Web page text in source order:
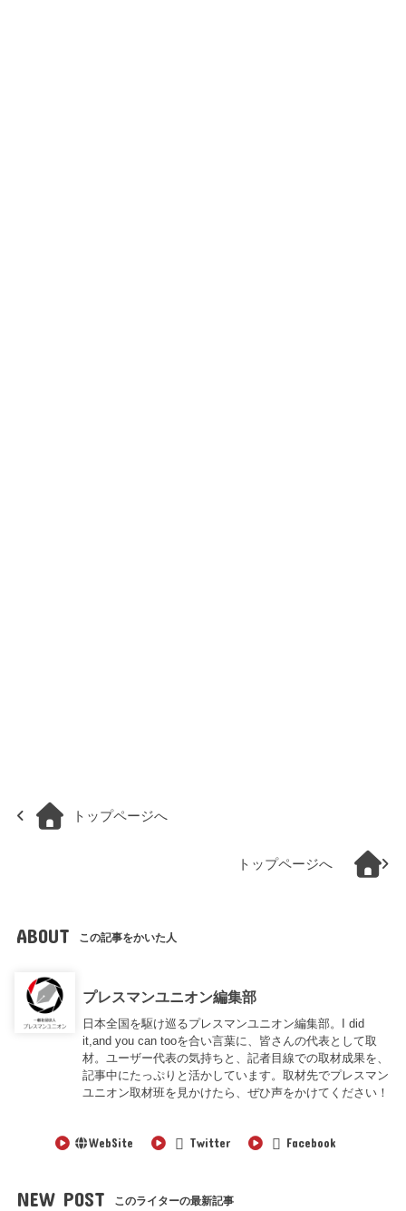
トップページへ
トップページへ
ABOUT この記事をかいた人
プレスマンユニオン編集部
日本全国を駆け巡るプレスマンユニオン編集部。I did
it,and you can tooを合い言葉に、皆さんの代表として取
材。ユーザー代表の気持ちと、記者目線での取材成果を、
記事中にたっぷりと活かしています。取材先でプレスマン
ユニオン取材班を見かけたら、ぜひ声をかけてください！
WebSite Twitter Facebook
NEW POST このライターの最新記事